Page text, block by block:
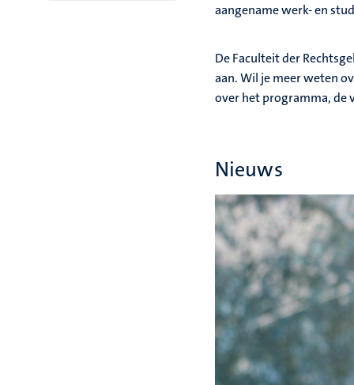
aangename werk- en
De Faculteit der
aan. Wil je meer weten
over het programma, de
Nieuws